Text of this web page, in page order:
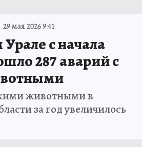
29 мая 2026 9:41
с начала
287 аварий с
животными в
за год увеличилось